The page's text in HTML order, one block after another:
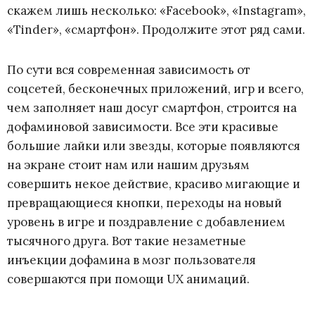
скажем лишь несколько: «Facebook», «Instagram»,
«Tinder», «смартфон». Продолжите этот ряд сами.
По сути вся современная зависимость от
соцсетей, бесконечных приложений, игр и всего,
чем заполняет наш досуг смартфон, строится на
дофаминовой зависимости. Все эти красивые
большие лайки или звезды, которые появляются
на экране стоит нам или нашим друзьям
совершить некое действие, красиво мигающие и
превращающиеся кнопки, переходы на новый
уровень в игре и поздравление с добавлением
тысячного друга. Вот такие незаметные
инъекции дофамина в мозг пользователя
совершаются при помощи UX анимаций.